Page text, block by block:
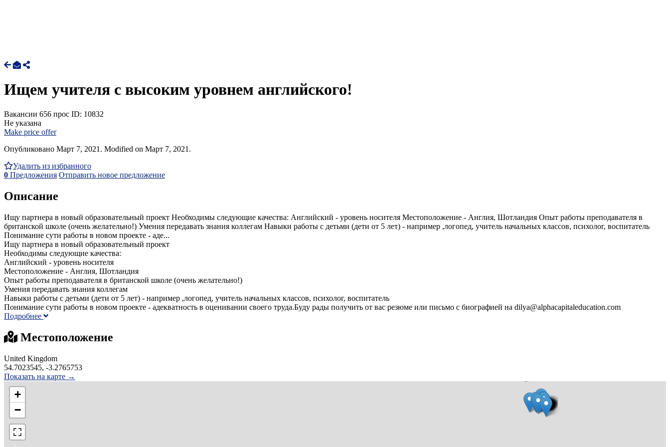
Ищем учителя с высоким уровнем английского!
Вакансии 656 прос ID: 10832
Не указана
Make price offer
Опубликовано Март 7, 2021. Modified on Март 7, 2021.
Удалить из избранного
0 Предложения Отправить новое предложение
Описание
Ищу партнера в новый образовательный проект Необходимы следующие качества: Английский - уровень носителя Местоположение - Англия, Шотландия Опыт работы преподавателя в
британской школе (очень желательно!) Умения передавать знания коллегам Навыки работы с детьми (дети от 5 лет) - например ,логопед, учитель начальных классов, психолог, воспитатель
Понимание сути работы в новом проекте - аде...
Ищу партнера в новый образовательный проект
Необходимы следующие качества:
Английский - уровень носителя
Местоположение - Англия, Шотландия
Опыт работы преподавателя в британской школе (очень желательно!)
Умения передавать знания коллегам
Навыки работы с детьми (дети от 5 лет) - например ,логопед, учитель начальных классов, психолог, воспитатель
Понимание сути работы в новом проекте - адекватность в оценивании своего труда.Буду рады получить от вас резюме или письмо с биографией на dilya@alphacapitaleducation.com
Подробнее
Местоположение
United Kingdom
54.7023545, -3.2765753
Показать на карте →
+
−